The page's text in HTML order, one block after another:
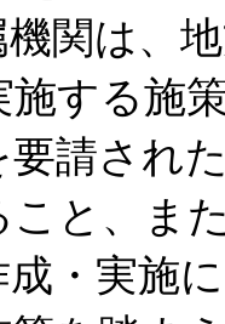
関は、
する施
請され
と、ま
・実施